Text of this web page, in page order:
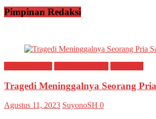
Pimpinan Redaksi
Tragedi Meninggalnya Seorang
Agustus 11, 2023 SuyonoSH 0